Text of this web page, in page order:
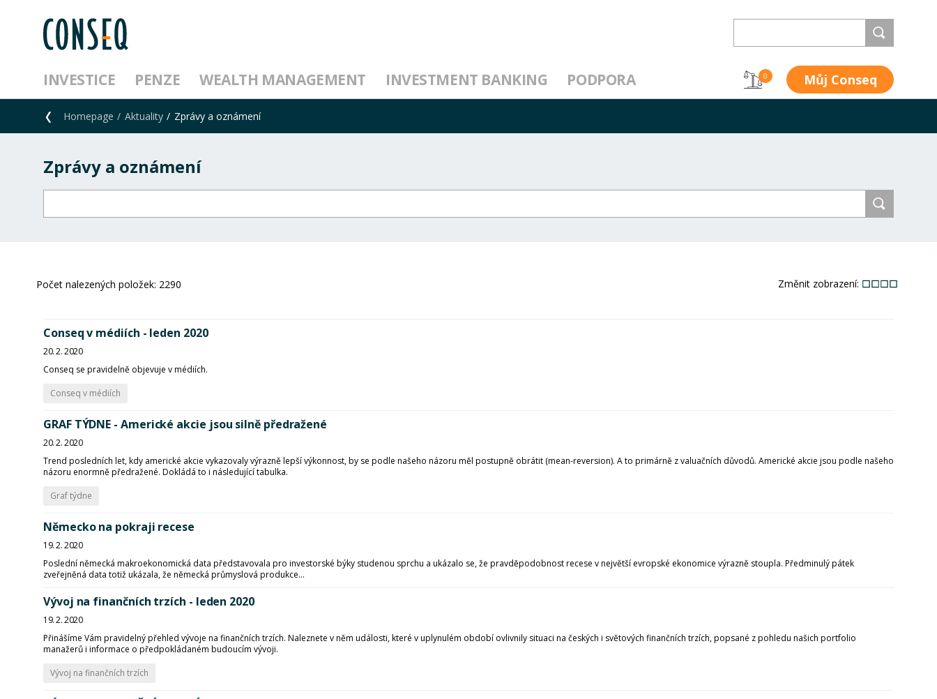
INVESTICE PENZE WEALTH MANAGEMENT INVESTMENT BANKING PODPORA 0 Můj Conseq
Homepage Aktuality Zprávy a oznámení
Zprávy a oznámení
Počet nalezených položek: 2290 Změnit zobrazení:
Conseq v médiích - leden 2020
20. 2. 2020
Conseq se pravidelně objevuje v médiích.
Conseq v médiích
GRAF TÝDNE - Americké akcie jsou silně předražené
20. 2. 2020
Trend posledních let, kdy americké akcie vykazovaly výrazně lepší výkonnost, by se podle našeho názoru měl postupně obrátit (mean-reversion). A to primárně z valuačních důvodů. Americké akcie jsou podle našeho
názoru enormně předražené. Dokládá to i následující tabulka.
Graf týdne
Německo na pokraji recese
19. 2. 2020
Poslední německá makroekonomická data představovala pro investorské býky studenou sprchu a ukázalo se, že pravděpodobnost recese v největší evropské ekonomice výrazně stoupla. Předminulý pátek
zveřejněná data totiž ukázala, že německá průmyslová produkce...
Vývoj na finančních trzích - leden 2020
19. 2. 2020
Přinášíme Vám pravidelný přehled vývoje na finančních trzích. Naleznete v něm události, které v uplynulém období ovlivnily situaci na českých i světových finančních trzích, popsané z pohledu našich portfolio
manažerů i informace o předpokládaném budoucím vývoji.
Vývoj na finančních trzích